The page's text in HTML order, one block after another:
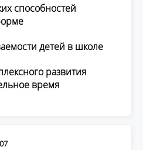
способностей
детей в школе
развития
время